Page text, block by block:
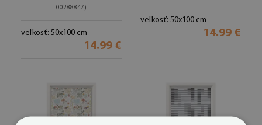
00288847)
veľkosť: 50x100 cm
14.99 €
veľkosť: 50x100 cm
14.99 €